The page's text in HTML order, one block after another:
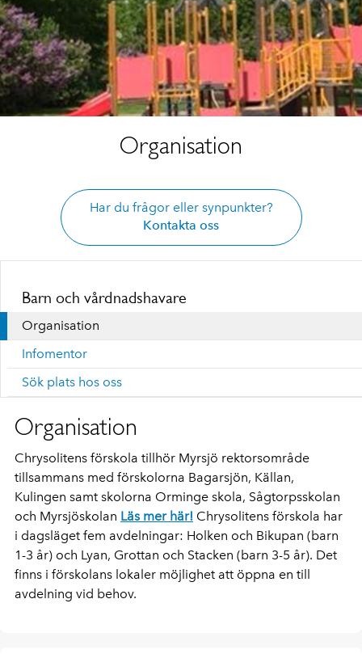
Organisation
Har du frågor eller synpunkter?
Kontakta oss
Barn och vårdnadshavare
Organisation
Infomentor
Sök plats hos oss
Organisation
Chrysolitens förskola tillhör Myrsjö rektorsområde
tillsammans med förskolorna Bagarsjön, Källan,
Kulingen samt skolorna Orminge skola, Sågtorpsskolan
och Myrsjöskolan Läs mer här! Chrysolitens förskola har
i dagsläget fem avdelningar: Holken och Bikupan (barn
1-3 år) och Lyan, Grottan och Stacken (barn 3-5 år). Det
finns i förskolans lokaler möjlighet att öppna en till
avdelning vid behov.